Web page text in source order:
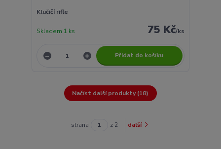
Klučičí rifle
75 Kč/ks
Skladem 1 ks
Přidat do košíku
Načíst další produkty (18)
strana z 2 další